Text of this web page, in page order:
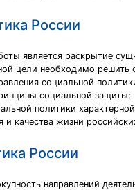
России
является раскрытие
цели необходимо решить
социальной
социальной защиты;
политики
и качества жизни
России
направлений